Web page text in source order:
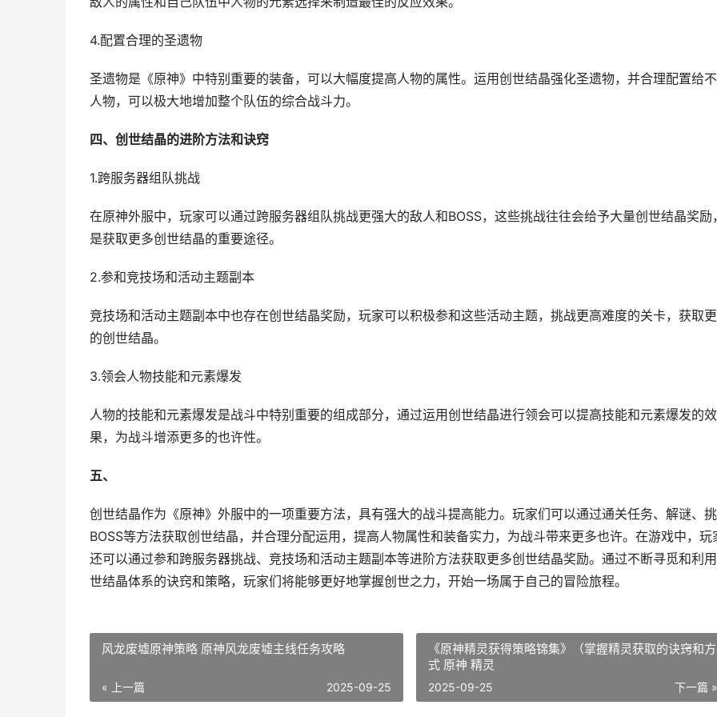
4.配置合理的圣遗物
圣遗物是《原神》中特别重要的装备，可以大幅度提高人物的属性。运用创世结晶强化圣遗物，并合理配置给
人物，可以极大地增加整个队伍的综合战斗力。
四、创世结晶的进阶方法和诀窍
1.跨服务器组队挑战
在原神外服中，玩家可以通过跨服务器组队挑战更强大的敌人和BOSS，这些挑战往往会给予大量创世结晶奖励，
是获取更多创世结晶的重要途径。
2.参和竞技场和活动主题副本
竞技场和活动主题副本中也存在创世结晶奖励，玩家可以积极参和这些活动主题，挑战更高难度的关卡，获取
的创世结晶。
3.领会人物技能和元素爆发
人物的技能和元素爆发是战斗中特别重要的组成部分，通过运用创世结晶进行领会可以提高技能和元素爆发的效
果，为战斗增添更多的也许性。
五、
创世结晶作为《原神》外服中的一项重要方法，具有强大的战斗提高能力。玩家们可以通过通关任务、解谜、
BOSS等方法获取创世结晶，并合理分配运用，提高人物属性和装备实力，为战斗带来更多也许。在游戏中，玩
还可以通过参和跨服务器挑战、竞技场和活动主题副本等进阶方法获取更多创世结晶奖励。通过不断寻觅和利用
世结晶体系的诀窍和策略，玩家们将能够更好地掌握创世之力，开始一场属于自己的冒险旅程。
风龙废墟原神策略 原神风龙废墟主线任务攻略
« 上一篇 2025-09-25
《原神精灵获得策略锦集》（掌握精灵获取的诀窍和方
式 原神 精灵
下一篇 »
2025-09-25